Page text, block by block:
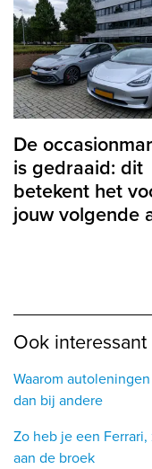
Ook interessant
Waarom
dan bij andere
Zo heb je een
aan de broek
De
is gedraaid: dit
betekent het
jouw volgende